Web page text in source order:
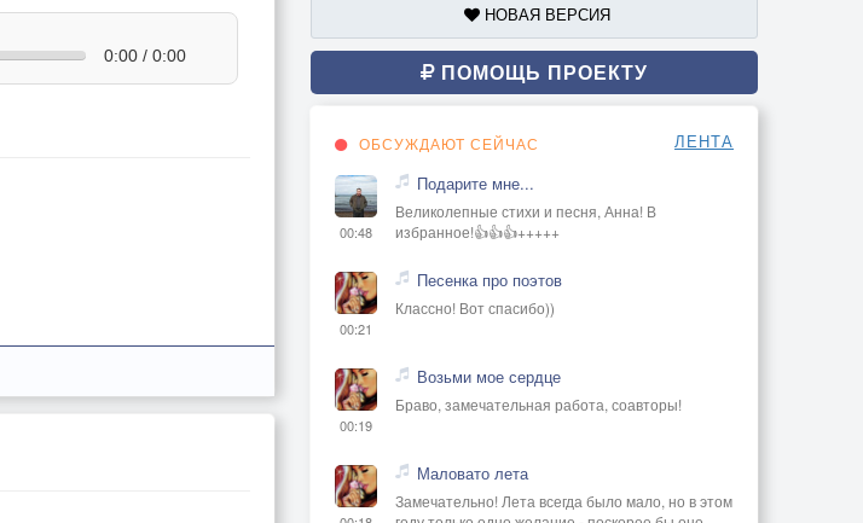
0:00 / 0:00
НОВАЯ ВЕРСИЯ
ПОМОЩЬ ПРОЕКТУ
ОБСУЖДАЮТ СЕЙЧАС ЛЕНТА
00:48
Подарите мне...
Великолепные стихи и песня, Анна! В
избранное!👍👍👍+++++
00:21
Песенка про поэтов
Классно! Вот спасибо))
00:19
Возьми мое сердце
Браво, замечательная работа, соавторы!
Маловато лета
Замечательно! Лета всегда было мало, но в этом